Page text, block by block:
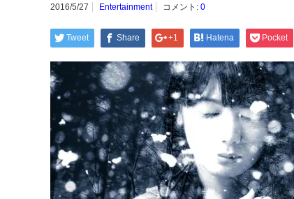
2016/5/27 Entertainment コメント: 0
Tweet Share +1 Hatena Pocket